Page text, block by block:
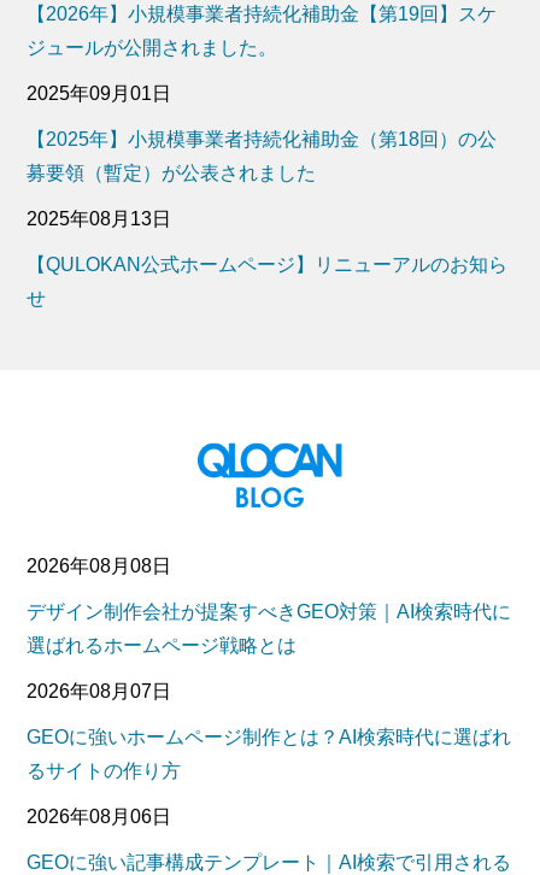
【2026年】小規模事業者持続化補助金【第19回】スケ
ジュールが公開されました。
2025年09月01日
【2025年】小規模事業者持続化補助金（第18回）の公
募要領（暫定）が公表されました
2025年08月13日
【QULOKAN公式ホームページ】リニューアルのお知ら
せ
2026年08月08日
デザイン制作会社が提案すべきGEO対策｜AI検索時代に
選ばれるホームページ戦略とは
2026年08月07日
GEOに強いホームページ制作とは？AI検索時代に選ばれ
るサイトの作り方
2026年08月06日
GEOに強い記事構成テンプレート｜AI検索で引用される